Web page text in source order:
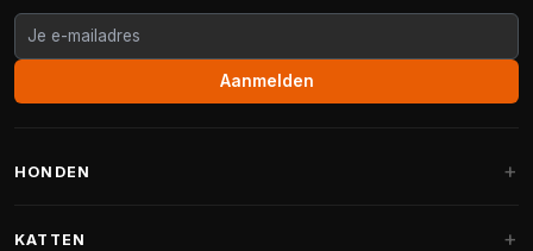
Aanmelden
HONDEN
KATTEN